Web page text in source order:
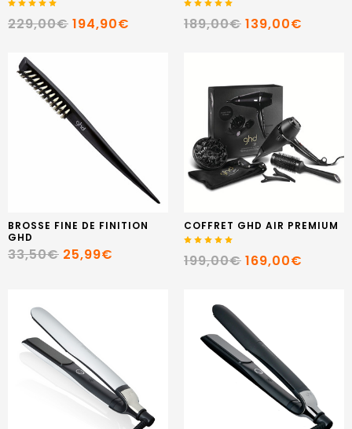
229,00€ 194,90€ 189,00€ 139,00€
BROSSE FINE DE FINITION
GHD
33,50€ 25,99€
COFFRET GHD AIR PREMIUM
199,00€ 169,00€